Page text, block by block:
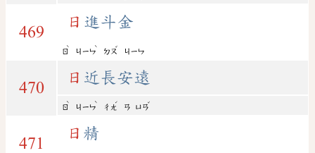
469
日 進斗金
ㄖ
ˋ
ㄐㄧㄣ
ˋ
ㄉㄡ
ˇ
ㄐㄧㄣ
470
日 近長安遠
ㄖ
ˋ
ㄐㄧㄣ
ˋ
ㄔㄤ
ˊ
ㄢ ㄩㄢ
ˇ
471
日 精